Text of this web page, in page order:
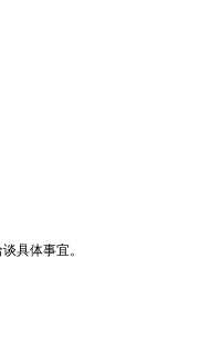
具体事宜。